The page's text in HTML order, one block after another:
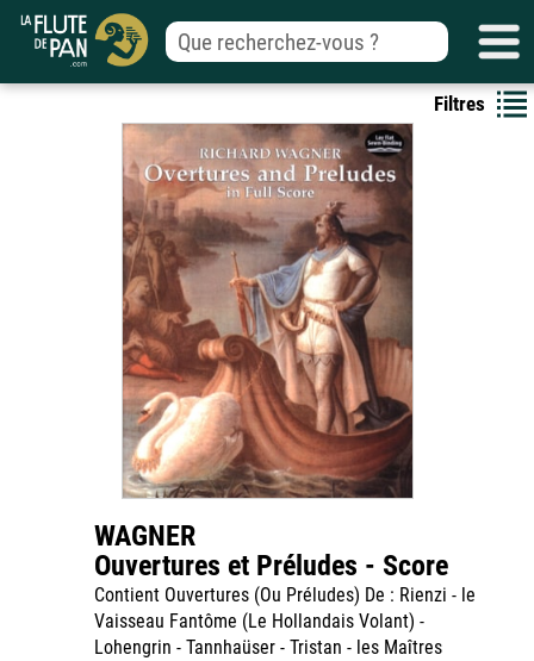
Filtres
WAGNER
Ouvertures et Préludes - Score
Contient Ouvertures (Ou Préludes) De : Rienzi - le
Vaisseau Fantôme (Le Hollandais Volant) -
Lohengrin - Tannhaüser - Tristan - les Maîtres